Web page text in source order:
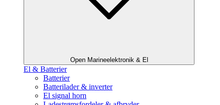
Open Marineelektronik & El
El & Batterier
Batterier
Batterilader & inverter
El signal horn